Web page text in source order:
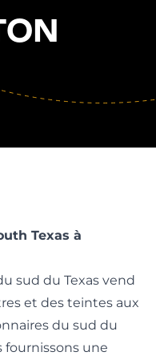
Texas à
sud du Texas vend
et des teintes aux
du sud du
fournissons une